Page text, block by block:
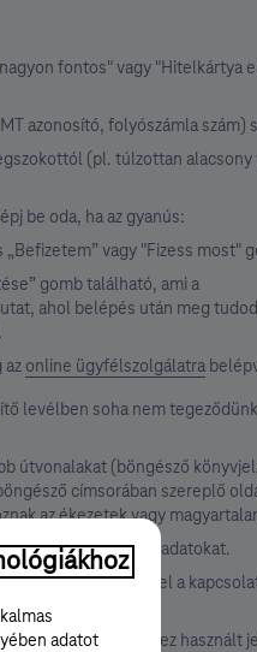
fontos" vagy "Hitelkártya
azonosító, folyószámla szám)
(pl. túlzottan alacsony
be oda, ha az gyanús:
vagy "Fizess most"
gomb található, ami a
ahol belépés után meg
az online ügyfélszolgálatra
levélben soha nem
útvonalakat (böngésző
címsorában szereplő
az ékezetek vagy
módon ne adj meg adatokat.
vedd fel a
az internetezéshez használt
adatot